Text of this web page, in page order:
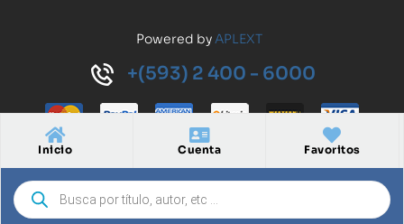
Inicio Cuenta Favoritos
Powered byAPLEXT
+(593) 2 400 - 6000